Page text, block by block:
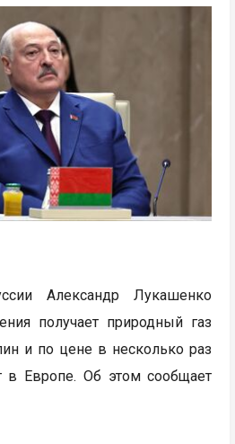
Александр Лукашенко
получает природный газ
и по цене в несколько раз
в Европе. Об этом сообщает